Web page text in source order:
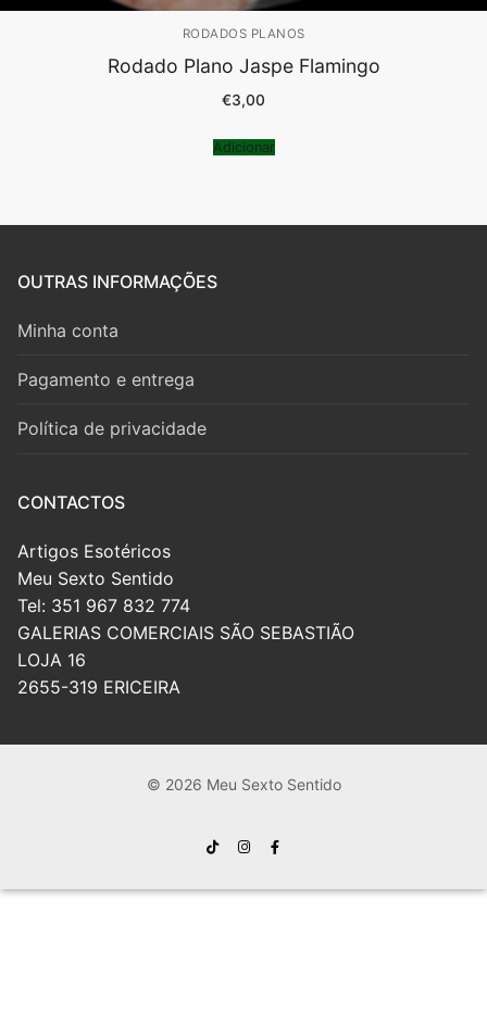
RODADOS PLANOS
Rodado Plano Jaspe Flamingo
€3,00
Adicionar
OUTRAS INFORMAÇÕES
Minha conta
Pagamento e entrega
Política de privacidade
CONTACTOS
Artigos Esotéricos
Meu Sexto Sentido
Tel: 351 967 832 774
GALERIAS COMERCIAIS SÃO SEBASTIÃO
LOJA 16
2655-319 ERICEIRA
© 2026 Meu Sexto Sentido